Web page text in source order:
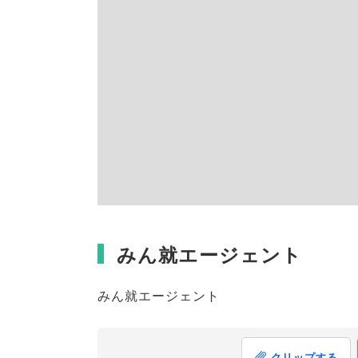
みん就エージェント
みん就エージェント